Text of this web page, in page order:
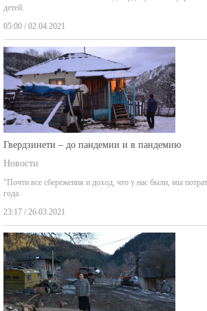
детей.
05:00 / 02.04.2021
Гвердзинети – до пандемии и в пандемию
Новости
"Почти все сбережения и доход, что у нас были, мы
года.
23:17 / 26.03.2021